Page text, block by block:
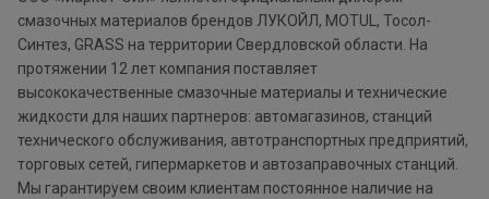
смазочных материалов брендов ЛУКОЙЛ, MOTUL, Тосол-
Синтез, GRASS на территории Свердловской области. На
протяжении 12 лет компания поставляет
высококачественные смазочные материалы и технические
жидкости для наших партнеров: автомагазинов, станций
технического обслуживания, автотранспортных предприятий,
торговых сетей, гипермаркетов и автозаправочных станций.
Мы гарантируем своим клиентам постоянное наличие на